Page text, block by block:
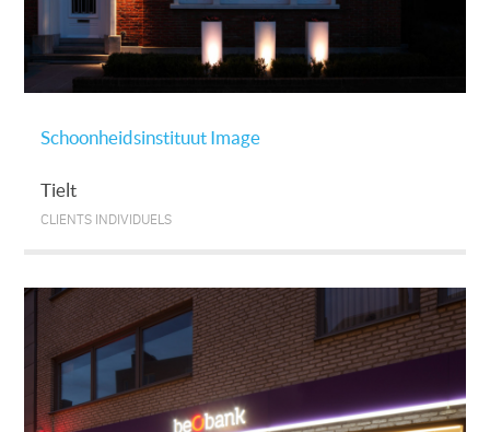
Schoonheidsinstituut Image
Tielt
CLIENTS INDIVIDUELS